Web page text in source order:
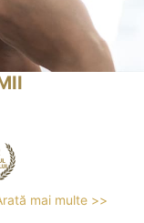
mai multe >>